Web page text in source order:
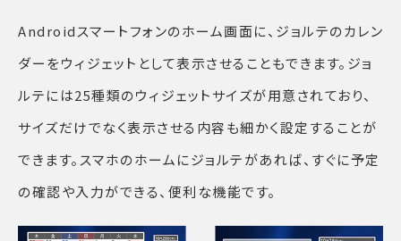
Androidスマートフォンのホーム画面に、ジョルテのカレン
ダーをウィジェットとして表示させることもできます。ジョ
ルテには25種類のウィジェットサイズが用意されており、
サイズだけでなく表示させる内容も細かく設定することが
できます。スマホのホームにジョルテがあれば、すぐに予定
の確認や入力ができる、便利な機能です。